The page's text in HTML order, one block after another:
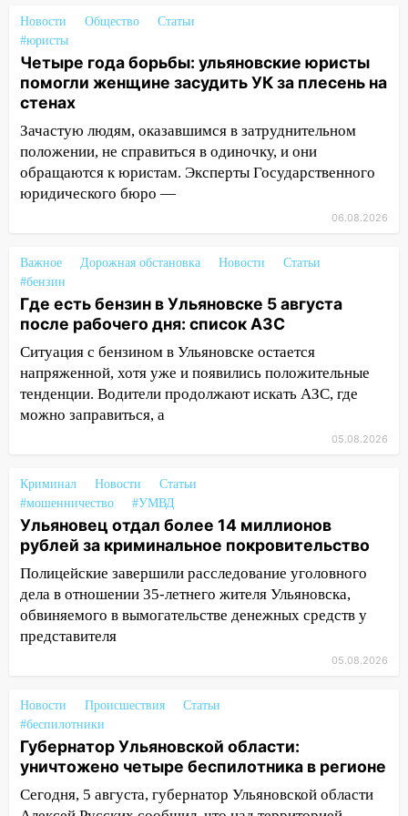
08:21
В Заволжском районе украли два
велосипеда
07:18 В Ульяновск идет
тридцатиградусная жара: какая будет
погода в четверг
06:00 Четыре года борьбы: ульяновские
юристы помогли женщине засудить УК
за плесень на стенах
прочность
05.08.2026
22:58 Соцсети: на проспекте Тюленева
ДТП с мотоциклистом
20:22 Мошенники обманули 92-летнюю
жительницу Ульяновской области
заработал уголовное дело
18:14 Прогноз погоды на 6 августа в
Ульяновской области
18:00
Мотофристайл, рок и силовой
экстрим: в Ульяновске пройдет
большой фестиваль «Наше время»
17:30 Где есть бензин в Ульяновске 5
августа после рабочего дня: список АЗС
Ульяновске задержали 19-летнюю
сообщницу мошенников
16:12 Едва не перерезал горло: в
Вешкайме посиделки с судимым
знакомым закончились для женщины
Новости Общество
Статьи
#юристы
Четыре года борьбы: ульяновские юристы
помогли женщине засудить УК за плесень на
стенах
Зачастую людям, оказавшимся в затруднительном
положении, не справиться в одиночку, и они
обращаются к юристам. Эксперты Государственного
юридического бюро —
06.08.2026
Важное Дорожная обстановка Новости
Статьи
#бензин
Где есть бензин в Ульяновске 5 августа
после рабочего дня: список АЗС
Ситуация с бензином в Ульяновске остается
напряженной, хотя уже и появились положительные
тенденции. Водители продолжают искать АЗС, где
можно заправиться, а
05.08.2026
Криминал Новости
Статьи
#мошенничество
#УМВД
Ульяновец отдал более 14 миллионов
рублей за криминальное покровительство
Полицейские завершили расследование уголовного
дела в отношении 35-летнего жителя Ульяновска,
обвиняемого в вымогательстве денежных средств у
представителя
05.08.2026
Новости Происшествия
Статьи
#беспилотники
Губернатор Ульяновской области:
уничтожено четыре беспилотника в регионе
Сегодня, 5 августа, губернатор Ульяновской области